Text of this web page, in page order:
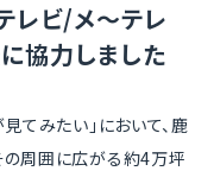
レビ/メ〜テレ
協力しました
てみたい」において、鹿
周囲に広がる約4万坪